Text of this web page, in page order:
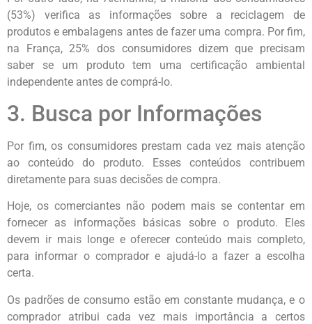
(53%) verifica as informações sobre a reciclagem de
produtos e embalagens antes de fazer uma compra. Por fim,
na França, 25% dos consumidores dizem que precisam
saber se um produto tem uma certificação ambiental
independente antes de comprá-lo.
3. Busca por Informações
Por fim, os consumidores prestam cada vez mais atenção
ao conteúdo do produto. Esses conteúdos contribuem
diretamente para suas decisões de compra.
Hoje, os comerciantes não podem mais se contentar em
fornecer as informações básicas sobre o produto. Eles
devem ir mais longe e oferecer conteúdo mais completo,
para informar o comprador e ajudá-lo a fazer a escolha
certa.
Os padrões de consumo estão em constante mudança, e o
comprador atribui cada vez mais importância a certos